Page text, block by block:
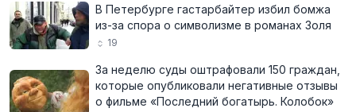
В Петербурге гастарбайтер избил бомжа
из-за спора о символизме в романах Золя
19
За неделю суды оштрафовали 150 граждан,
которые опубликовали негативные отзывы
о фильме «Последний богатырь. Колобок»